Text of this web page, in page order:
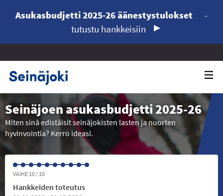
Asukasbudjetti 2025-26 äänestystulokset
-
tutustu hankkeisiin
Seinäjoen asukasbudjetti 2025-26
Miten sinä edistäisit seinäjokisten lasten ja nuorten
hyvinvointia? Kerro ideasi.
VAIHE 10 / 10
Hankkeiden toteutus